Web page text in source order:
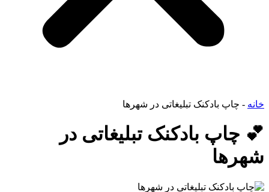
خانه - چاپ بادکنک تبلیغاتی در شهرها
💕 چاپ بادکنک تبلیغاتی در
شهرها